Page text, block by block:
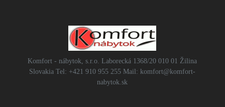
Komfort - nábytok, s.r.o. Laborecká 1368/20 010 01 Žilina
Slovakia Tel: +421 910 955 255 Mail: komfort@komfort-
nabytok.sk